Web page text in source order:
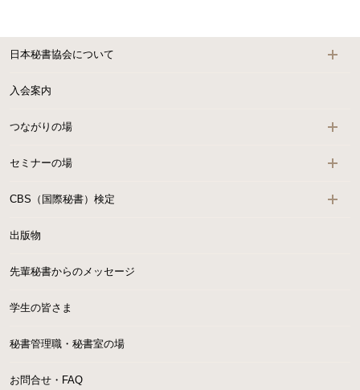
日本秘書協会について
入会案内
つながりの場
セミナーの場
CBS（国際秘書）検定
出版物
先輩秘書からのメッセージ
学生の皆さま
秘書管理職・秘書室の場
お問合せ・FAQ